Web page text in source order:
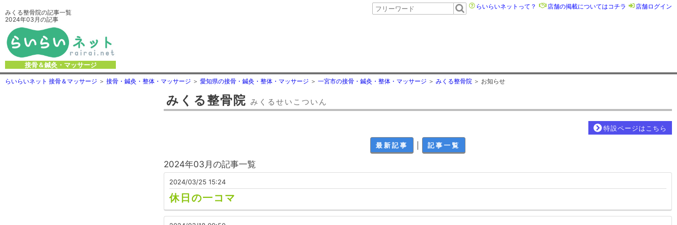
みくる整骨院の記事一覧
2024年03月の記事
接骨＆鍼灸・マッサージ
らいらいネットって？ 店舗の掲載についてはコチラ 店舗ログイン
らいらいネット 接骨＆マッサージ 接骨・鍼灸・整体・マッサージ 愛知県の接骨・鍼灸・整体・マッサージ 一宮市の接骨・鍼灸・整体・マッサージ みくる整骨院 お知らせ
みくる整骨院 みくるせいこついん
特設ページはこちら
最新記事 ｜ 記事一覧
2024年03月の記事一覧
2024/03/25 15:24
休日の一コマ